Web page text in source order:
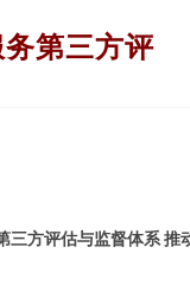
第三方评
三方评估与监督体系 推